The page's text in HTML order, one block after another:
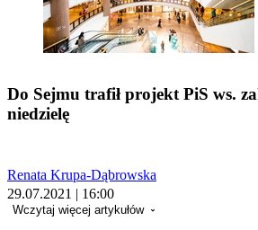
Do Sejmu trafił projekt PiS ws.
niedzielę
Renata Krupa-Dąbrowska
29.07.2021 | 16:00
Wczytaj więcej artykułów